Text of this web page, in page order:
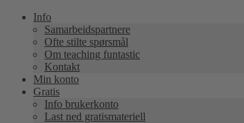
Info
Samarbeidspartnere
Ofte stilte spørsmål
Om teaching funtastic
Kontakt
Min konto
Gratis
Info brukerkonto
Last ned gratismateriell